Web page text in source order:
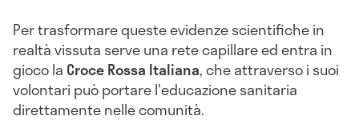
Per trasformare queste evidenze scientifiche in
realtà vissuta serve una rete capillare ed entra in
gioco la Croce Rossa Italiana, che attraverso i suoi
volontari può portare l'educazione sanitaria
direttamente nelle comunità.